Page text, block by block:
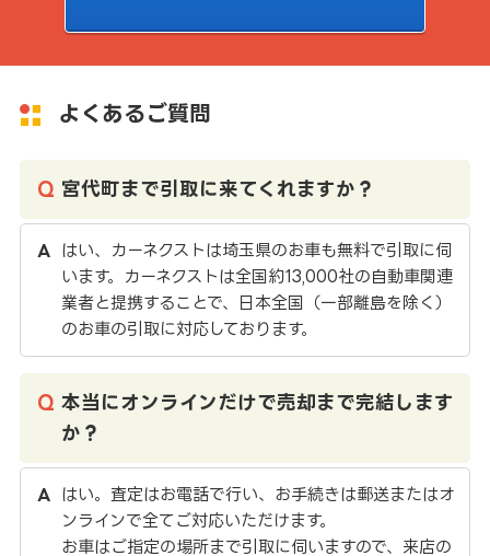
よくあるご質問
宮代町まで引取に来てくれますか？
はい、カーネクストは埼玉県のお車も無料で引取に伺
います。カーネクストは全国約13,000社の自動車関連
業者と提携することで、日本全国（一部離島を除く）
のお車の引取に対応しております。
本当にオンラインだけで売却まで完結します
か？
はい。査定はお電話で行い、お手続きは郵送またはオ
ンラインで全てご対応いただけます。
お車はご指定の場所まで引取に伺いますので、来店の